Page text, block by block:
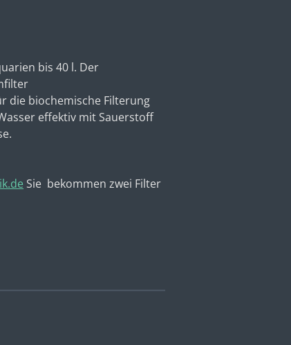
bis 40 l. Der
die biochemische Filterung
effektiv mit Sauerstoff
Sie bekommen zwei Filter